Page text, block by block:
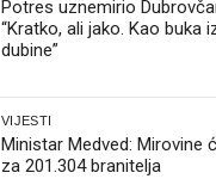
Potres uznemirio
“Kratko, ali jako. Kao buka
dubine”
VIJESTI
Ministar Medved: Mirovine
za 201.304 branitelja